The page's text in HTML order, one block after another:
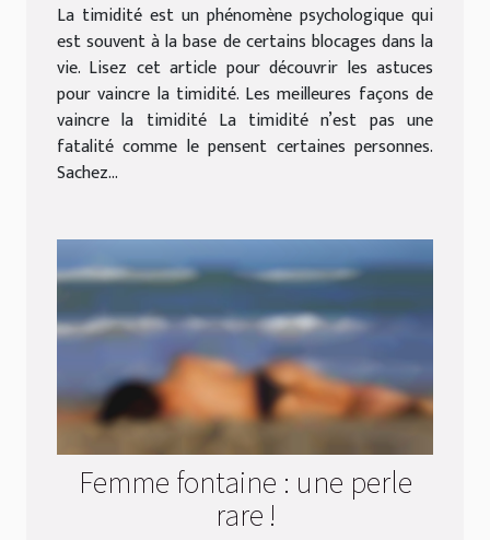
La timidité est un phénomène psychologique qui
est souvent à la base de certains blocages dans la
vie. Lisez cet article pour découvrir les astuces
pour vaincre la timidité. Les meilleures façons de
vaincre la timidité La timidité n’est pas une
fatalité comme le pensent certaines personnes.
Sachez...
Femme fontaine : une perle
rare !